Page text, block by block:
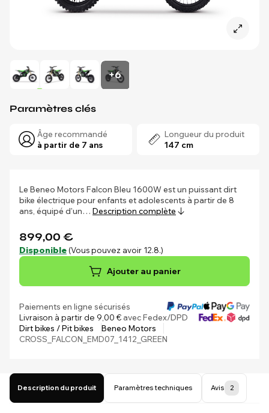
+6
Paramètres clés
Âge recommandé
à partir de 7 ans
Longueur du produit
147 cm
Le Beneo Motors Falcon Bleu 1600W est un puissant dirt
bike électrique pour enfants et adolescents à partir de 8
ans, équipé d'un… Description complète
899,00 €
Disponible (Vous pouvez avoir 12.8.)
Ajouter au panier
Paiements en ligne sécurisés
Livraison à partir de 9,00 €avec Fedex/DPD
Dirt bikes / Pit bikes
Beneo Motors
CROSS_FALCON_EMD07_1412_GREEN
Description du produit Paramètres techniques Avis 2